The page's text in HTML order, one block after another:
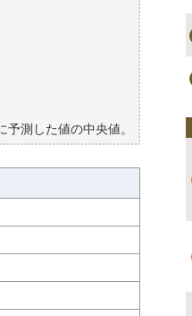
測した値の中央値。